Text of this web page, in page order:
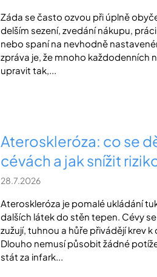
Záda se často ozvou při úplně
delším sezení, zvedání nákupu,
nebo spaní na nevhodně
zpráva je, že mnoho každodenních
upravit tak,...
Ateroskleróza: co se
cévách a jak snížit
28.7.2026
Ateroskleróza je pomalé ukládání
dalších látek do stěn tepen. Cévy
zužují, tuhnou a hůře přivádějí krev k
Dlouho nemusí působit žádné
stát za infark...